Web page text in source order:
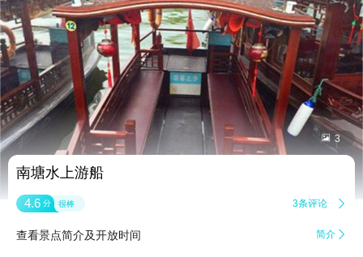
 3
南塘水上游船
4.6 分 很棒 3条评论 
查看景点简介及开放时间 简介 
